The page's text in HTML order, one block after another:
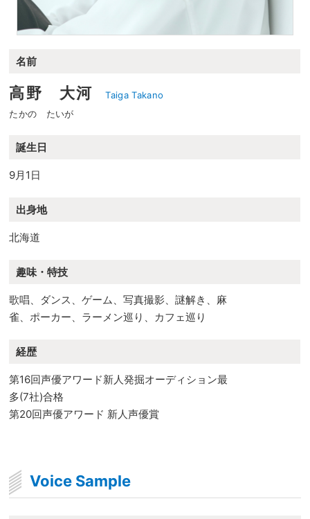
名前
高野 大河
Taiga Takano
たかの たいが
誕生日
9月1日
出身地
北海道
趣味・特技
歌唱、ダンス、ゲーム、写真撮影、謎解き、麻
雀、ポーカー、ラーメン巡り、カフェ巡り
経歴
第16回声優アワード新人発掘オーディション最
多(7社)合格
第20回声優アワード 新人声優賞
Voice Sample